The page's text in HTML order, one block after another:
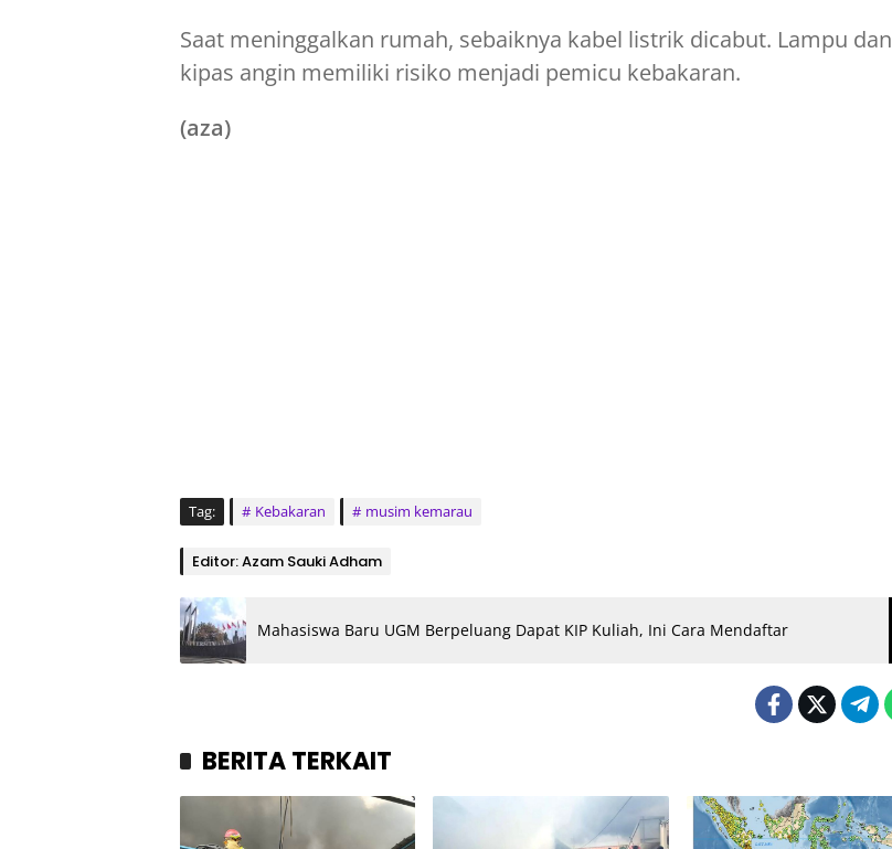
Saat meninggalkan rumah, sebaiknya kabel listrik dicabut. Lampu dan
kipas angin memiliki risiko menjadi pemicu kebakaran.
(aza)
Tag: Kebakaran musim kemarau
Editor: Azam Sauki Adham
Mahasiswa Baru UGM Berpeluang Dapat KIP Kuliah, Ini Cara Mendaftar
BERITA TERKAIT